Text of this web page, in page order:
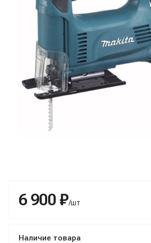
6 900 ₽/шт
Наличие товара